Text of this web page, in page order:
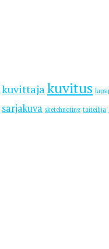
kuvittaja kuvitus
sarjakuva sketchnoting taiteilija